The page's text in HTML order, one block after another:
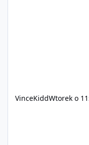
VinceKiddWtorek o